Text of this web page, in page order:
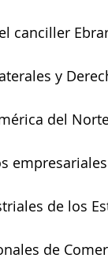
canciller
y
del
de los
de